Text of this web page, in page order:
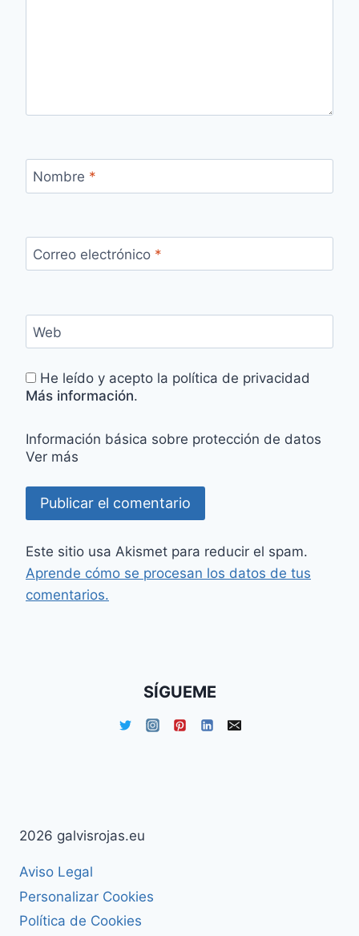
Nombre *
Correo electrónico *
Web
He leído y acepto la política de privacidad
Más información.
Información básica sobre protección de datos
Ver más
Este sitio usa Akismet para reducir el spam.
Aprende cómo se procesan los datos de tus
comentarios.
SÍGUEME
2026 galvisrojas.eu
Aviso Legal
Personalizar Cookies
Política de Cookies